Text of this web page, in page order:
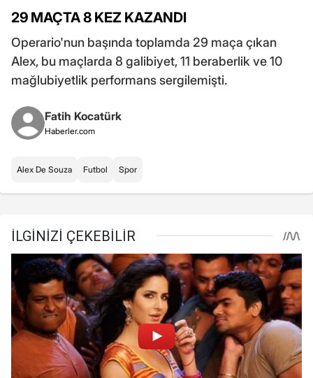
29 MAÇTA 8 KEZ KAZANDI
Operario'nun başında toplamda 29 maça çıkan
Alex, bu maçlarda 8 galibiyet, 11 beraberlik ve 10
mağlubiyetlik performans sergilemişti.
Fatih Kocatürk
Haberler.com
Alex De Souza Futbol Spor